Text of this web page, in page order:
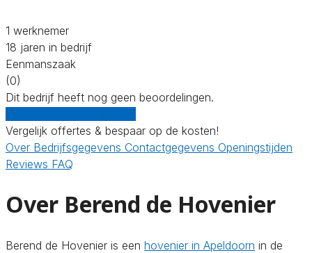
1 werknemer
18 jaren in bedrijf
Eenmanszaak
(0)
Dit bedrijf heeft nog geen beoordelingen.
Vergelijk offertes & bespaar op de kosten!
Over Bedrijfsgegevens Contactgegevens Openingstijden
Reviews FAQ
Over Berend de Hovenier
Berend de Hovenier is een hovenier in Apeldoorn in de